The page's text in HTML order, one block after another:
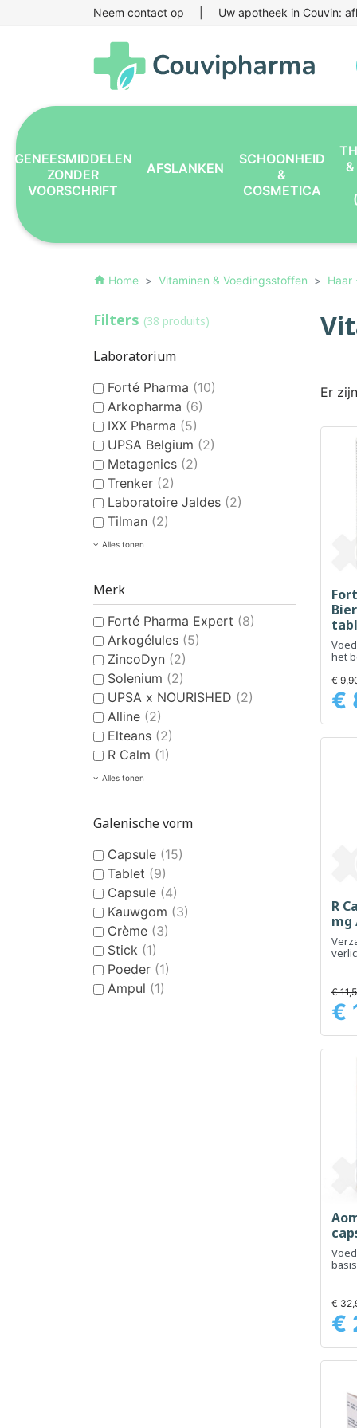
Neem contact op Uw apotheek in Couvin:
GENEESMIDDELEN
ZONDER
VOORSCHRIFT
AFSLANKEN
SCHOONHEID
&
COSMETICA
&
home Home Vitaminen & Voedingsstoffen Haar
Filters (38 produits)
Laboratorium
Forté Pharma (10)
Arkopharma (6)
IXX Pharma (5)
UPSA Belgium (2)
Metagenics (2)
Trenker (2)
Laboratoire Jaldes (2)
Tilman (2)
Alles tonen
Merk
Forté Pharma Expert (8)
Arkogélules (5)
ZincoDyn (2)
Solenium (2)
UPSA x NOURISHED (2)
Alline (2)
Elteans (2)
R Calm (1)
Alles tonen
Galenische vorm
Capsule (15)
Tablet (9)
Capsule (4)
Kauwgom (3)
Crème (3)
Stick (1)
Poeder (1)
Ampul (1)
Er
het
Prijs
€
€
R
mg
Prijs
€
€
Prijs
€
€